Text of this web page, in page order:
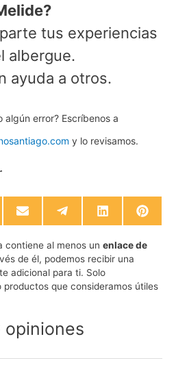
tus experiencias
albergue.
ayuda a otros.
algún error? Escríbenos a
y lo revisamos.
Compartir
en
Email
Compartir
en
Telegram
Compartir
en
LinkedIn
en
contiene al menos un enlace de
de él, podemos recibir una
adicional para ti. Solo
productos que consideramos útiles
opiniones